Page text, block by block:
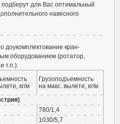
для Вас оптимальный
навесного
доукомплектование кран-
оборудованием (ротатор,
т.п.).
кг/м
Грузоподъемность
на макс. вылете, кг/м
780/1,4
1030/5,7